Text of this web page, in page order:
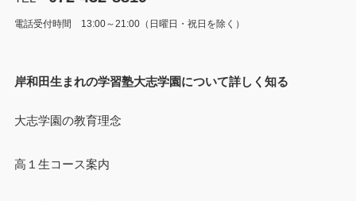
電話受付時間 13:00～21:00（日曜日・祝日を除く）
岸和田生まれの学習塾大志学園について詳しく知る
大志学園の教育理念
高１生コース案内